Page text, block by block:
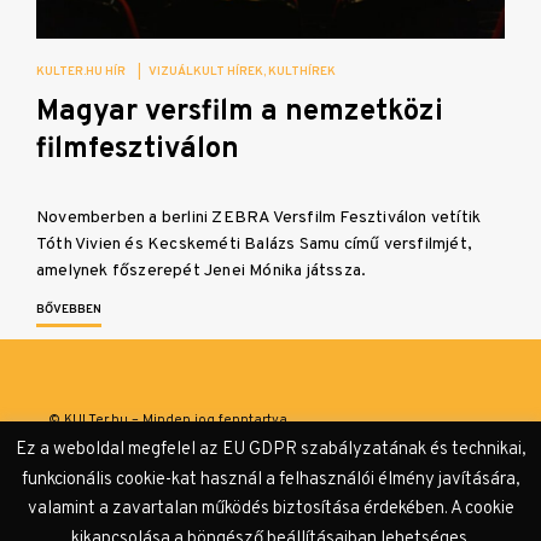
KULTER.HU HÍR VIZUÁLKULT HÍREK KULTHÍREK
Magyar versfilm a nemzetközi
filmfesztiválon
Novemberben a berlini ZEBRA Versfilm Fesztiválon vetítik
Tóth Vivien és Kecskeméti Balázs Samu című versfilmjét,
amelynek főszerepét Jenei Mónika játssza.
BŐVEBBEN
© KULTer.hu – Minden jog fenntartva
Adatvédelmi tájékoztató
Ez a weboldal megfelel az EU GDPR szabályzatának és technikai,
funkcionális cookie-kat használ a felhasználói élmény javítására,
valamint a zavartalan működés biztosítása érdekében. A cookie